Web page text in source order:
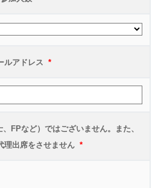
ルアドレス *
FPなど）ではございません。また、
理出席をさせません *